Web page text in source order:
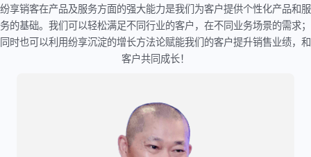
纷享销客在产品及服务方面的强大能力是我们为客户提供个性化产品和服
务的基础。我们可以轻松满足不同行业的客户，在不同业务场景的需求；
同时也可以利用纷享沉淀的增长方法论赋能我们的客户提升销售业绩，和
客户共同成长！